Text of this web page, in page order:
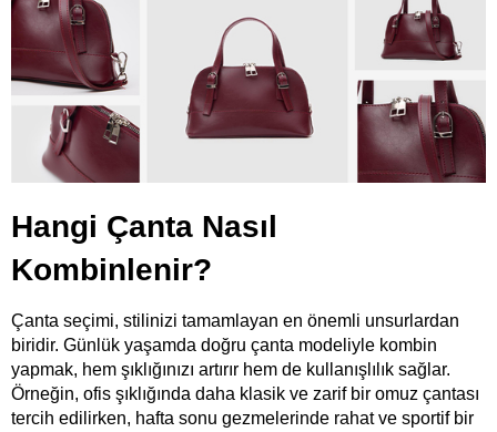
Hangi Çanta Nasıl
Kombinlenir?
Çanta seçimi, stilinizi tamamlayan en önemli unsurlardan
biridir. Günlük yaşamda doğru çanta modeliyle kombin
yapmak, hem şıklığınızı artırır hem de kullanışlılık sağlar.
Örneğin, ofis şıklığında daha klasik ve zarif bir omuz çantası
tercih edilirken, hafta sonu gezmelerinde rahat ve sportif bir